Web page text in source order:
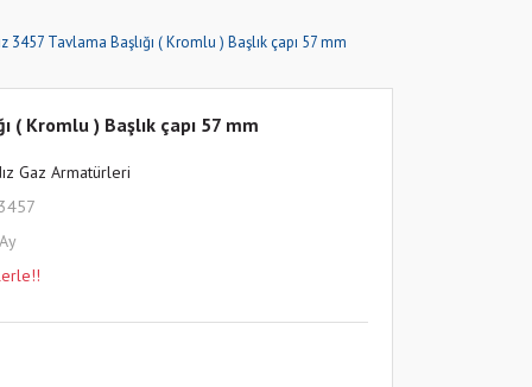
3457 Tavlama Başlığı ( Kromlu ) Başlık çapı 57 mm
( Kromlu ) Başlık çapı 57 mm
Gaz Armatürleri